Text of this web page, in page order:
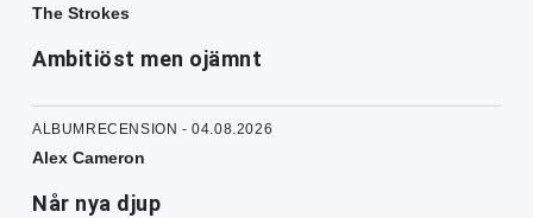
The Strokes
Ambitiöst men ojämnt
ALBUMRECENSION - 04.08.2026
Alex Cameron
Når nya djup